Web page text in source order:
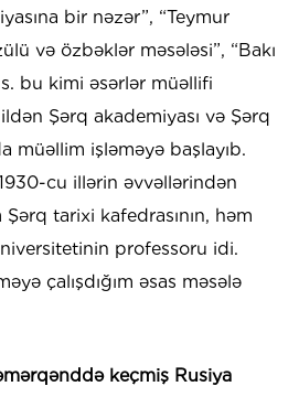
bir nəzər”, “Teymur
və özbəklər məsələsi”, “Bakı
bu kimi əsərlər müəllifi
Şərq akademiyası və Şərq
müəllim işləməyə başlayıb.
cu illərin əvvəllərindən
tarixi kafedrasının, həm
professoru idi.
çalışdığım əsas məsələ
keçmiş Rusiya